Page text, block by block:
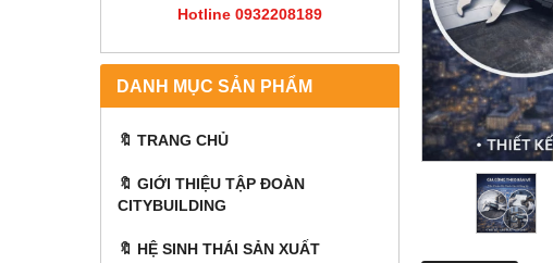
Hotline 0932208189
DANH MỤC SẢN PHẨM
🔖 TRANG CHỦ
🔖 GIỚI THIỆU TẬP ĐOÀN
CITYBUILDING
🔖 HỆ SINH THÁI SẢN XUẤT